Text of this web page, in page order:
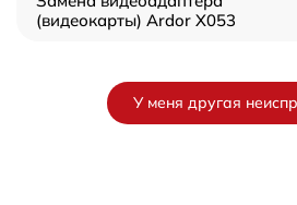
(видеокарты) Ardor X053
У меня другая